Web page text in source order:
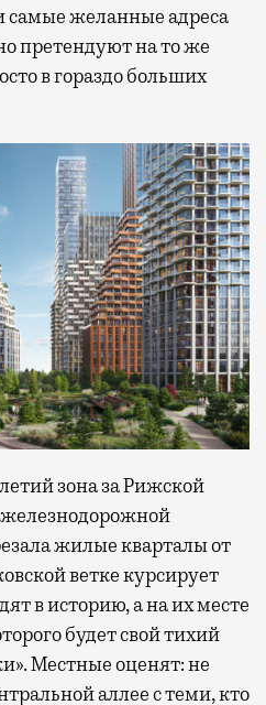
самые желанные адреса
претендуют на то же
в гораздо больших
зона за Рижской
железнодорожной
жилые кварталы от
ветке курсирует
в историю, а на их месте
будет свой тихий
Местные оценят: не
аллее с теми, кто